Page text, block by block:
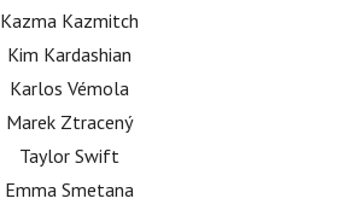
Kazma Kazmitch
Kim Kardashian
Karlos Vémola
Marek Ztracený
Taylor Swift
Emma Smetana